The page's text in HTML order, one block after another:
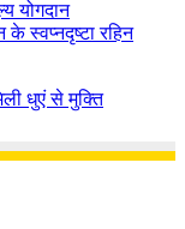
के स्वप्नदृष्टा रहिन
धुएं से मुक्ति